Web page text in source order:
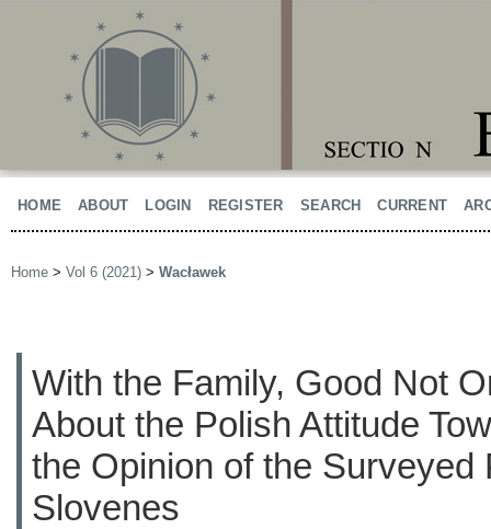
HOME ABOUT LOGIN REGISTER SEARCH CURRENT
Home > Vol 6 (2021) > Wacławek
With the Family, Good Not
About the Polish Attitude
the Opinion of the Surveyed
Slovenes